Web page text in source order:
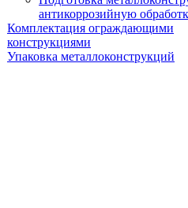
антикоррозийную
Комплектация ограждающими
конструкциями
Упаковка металлоконструкций